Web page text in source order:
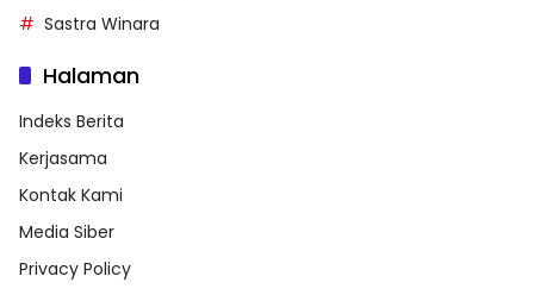
Sastra Winara
Halaman
Indeks Berita
Kerjasama
Kontak Kami
Media Siber
Privacy Policy